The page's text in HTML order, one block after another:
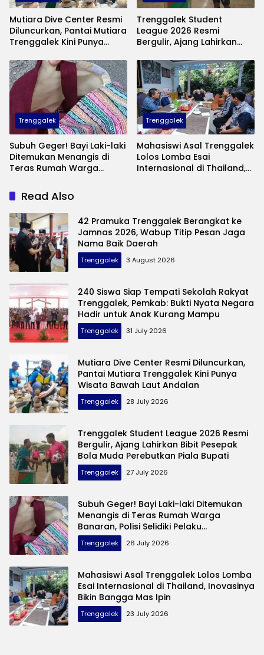
Mutiara Dive Center Resmi
Diluncurkan, Pantai Mutiara
Trenggalek Kini Punya
Andalan
Trenggalek Student
League 2026 Resmi
Bergulir, Ajang Lahirkan
Perebutkan Piala Bupati
Trenggalek
Subuh Geger! Bayi Laki-laki
Ditemukan Menangis di
Teras Rumah Warga
Pelaku Pembuangan
Trenggalek
Mahasiswi Asal Trenggalek
Lolos Lomba Esai
Internasional di Thailand,
Read Also
42 Pramuka Trenggalek Berangkat ke
Jamnas 2026, Wabup Titip Pesan Jaga
Nama Baik Daerah
Trenggalek 3 August 2026
240 Siswa Siap Tempati Sekolah Rakyat
Trenggalek, Pemkab: Bukti Nyata Negara
Hadir untuk Anak Kurang Mampu
Trenggalek 31 July 2026
Mutiara Dive Center Resmi Diluncurkan,
Pantai Mutiara Trenggalek Kini Punya
Wisata Bawah Laut Andalan
Trenggalek 28 July 2026
Trenggalek Student League 2026 Resmi
Bergulir, Ajang Lahirkan Bibit Pesepak
Bola Muda Perebutkan Piala Bupati
Trenggalek 27 July 2026
Subuh Geger! Bayi Laki-laki Ditemukan
Menangis di Teras Rumah Warga
Banaran, Polisi Selidiki Pelaku
Pembuangan
Trenggalek 26 July 2026
Mahasiswi Asal Trenggalek Lolos Lomba
Esai Internasional di Thailand, Inovasinya
Bikin Bangga Mas Ipin
Trenggalek 23 July 2026